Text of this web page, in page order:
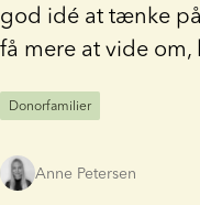
god idé at tænke
få mere at vide
Donorfamilier
Anne Petersen